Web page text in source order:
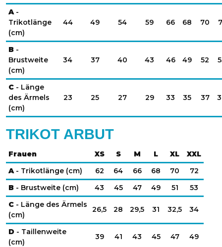
A-
Trikotlänge
(cm)
44 49 54 59 66 68 70
B -
Brustweite
(cm)
34 37 40 43 46 49 52
C - Länge
des Ärmels
(cm)
23 25 27 29 33 35 37
TRIKOT ARBUT
Frauen XS S M L XL
XXL
A- Trikotlänge (cm) 62 64 66 68 70
72
B - Brustweite (cm) 43 45 47 49 51
53
C - Länge des Ärmels
(cm)
26,5 28 29,5 31 32,5 34
D - Taillenweite
(cm)
39 41 43 45 47 49